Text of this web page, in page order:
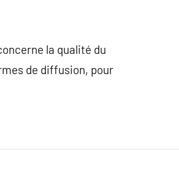
la qualité du
de diffusion, pour